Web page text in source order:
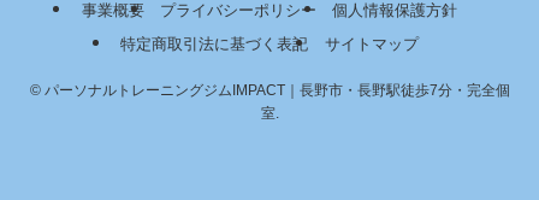
事業概要 プライバシーポリシー
個人情報保護方針
特定商取引法に基づく表記
サイトマップ
©パーソナルトレーニングジムIMPACT｜長野市・長野駅徒歩7分・完全個
室.